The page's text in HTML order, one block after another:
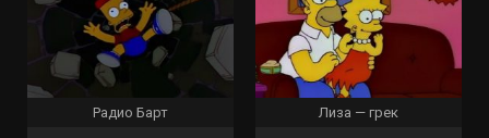
Радио Барт Лиза — грек